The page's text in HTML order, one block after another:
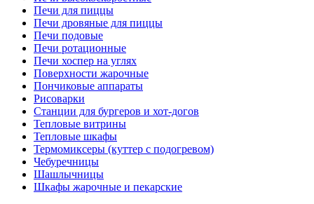
Печи для пиццы
Печи дровяные для пиццы
Печи подовые
Печи ротационные
Печи хоспер на углях
Поверхности жарочные
Пончиковые аппараты
Рисоварки
Станции для бургеров и хот-догов
Тепловые витрины
Тепловые шкафы
Термомиксеры (куттер с подогревом)
Чебуречницы
Шашлычницы
Шкафы жарочные и пекарские